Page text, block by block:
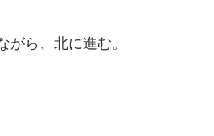
がら、北に進む。